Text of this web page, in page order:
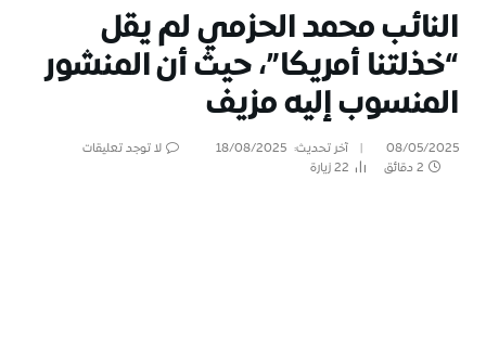
النائب محمد الحزمي لم يقل
“خذلتنا أمريكا”، حيث أن المنشور
المنسوب إليه مزيف
08/05/2025 آخر تحديث: 18/08/2025
لا توجد تعليقات
2 دقائق
22زيارة